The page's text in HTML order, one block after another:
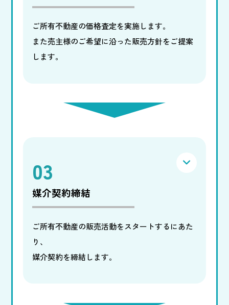
ご所有不動産の価格査定を実施します。
また売主様のご希望に沿った販売方針をご提案
します。
03
媒介契約締結
ご所有不動産の販売活動をスタートするにあた
り、
媒介契約を締結します。